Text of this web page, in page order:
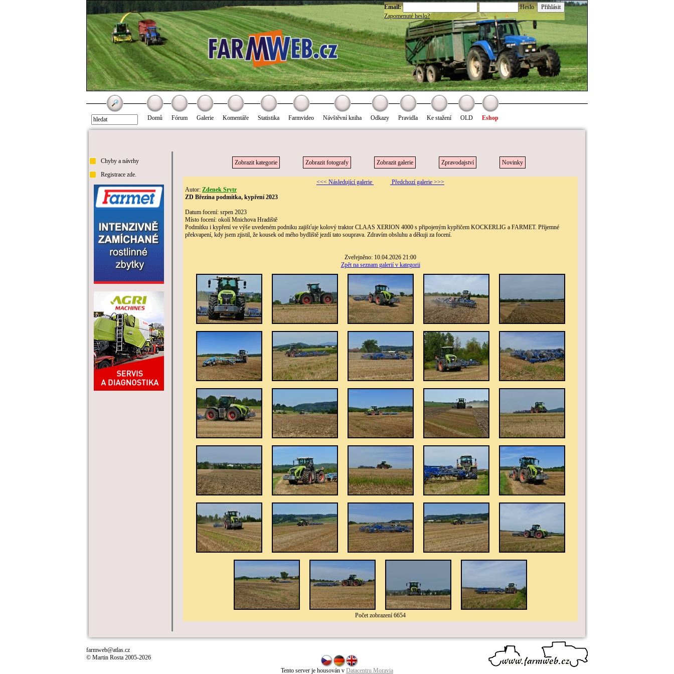
Email:
:Heslo
Zapomenuté heslo?
Domů Fórum Galerie Komentáře Statistika Farmvideo Návštěvní kniha Odkazy Pravidla Ke stažení OLD Eshop
Chyby a návrhy
Registrace zde.
Zobrazit kategorie Zobrazit fotografy Zobrazit galerie Zpravodajství Novinky
<<< Následující galerie
Předchozí galerie >>>
Autor: Zdenek Srytr
ZD Březina podmítka, kypření 2023
Datum focení: srpen 2023
Místo focení: okolí Mnichova Hradiště
Podmítku i kypření ve výše uvedeném podniku zajišťuje kolový traktor CLAAS XERION 4000 s připojeným kypřičem KOCKERLIG a FARMET. Příjemné
překvapení, kdy jsem zjistil, že kousek od mého bydliště jezdí tato souprava. Zdravím obsluhu a děkuji za focení.
Zveřejněno: 10.04.2026 21:00
Zpět na seznam galerií v kategorii
Počet zobrazení 6654
farmweb@atlas.cz
© Martin Rosta 2005-2026
Tento server je housován v Datacentru Moravia